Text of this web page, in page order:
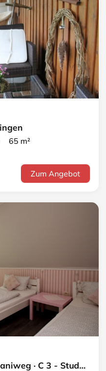
65 m²
Zum Angebot
Am Apfelgarten Christianiweg · C 3 - Studio